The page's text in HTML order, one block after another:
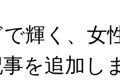
で輝く、女
を追加し